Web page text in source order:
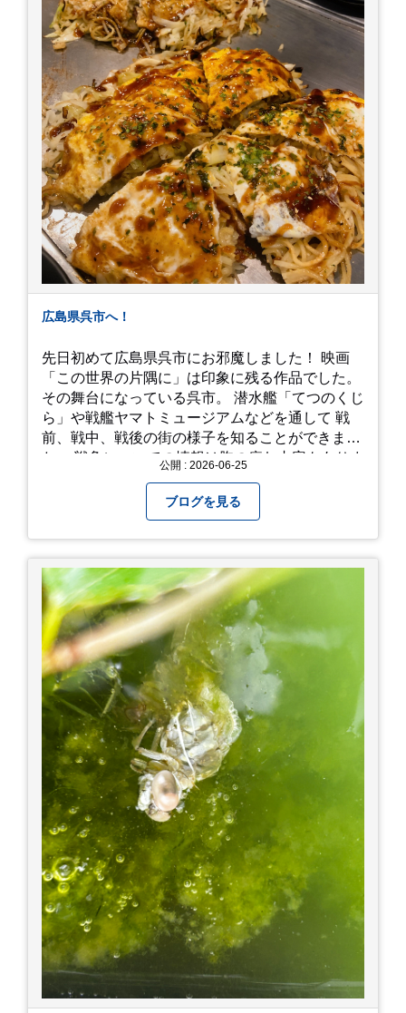
す。
広島県呉市へ！
先日初めて広島県呉市にお邪魔しました！ 映画
「この世界の片隅に」は印象に残る作品でした。
その舞台になっている呉市。 潜水艦「てつのくじ
ら」や戦艦ヤマトミュージアムなどを通して 戦
前、戦中、戦後の街の様子を知ることができまし
た。 戦争についての情報は胸の痛む内容もありま
て本当に良かったです！ そして美味しい物もたく
さん。 写真は地元のスーパーで買った自分へのお
土産たち。 お好み焼きもやっぱり美味しいです
ね！ 広島また遊びに行きたいです♪
公開 : 2026-06-25
ブログを見る